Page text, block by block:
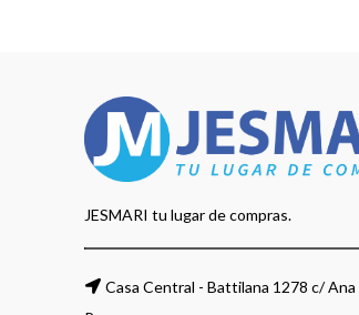
JESMARI tu lugar de compras.
Casa Central - Battilana 1278 c/ Ana